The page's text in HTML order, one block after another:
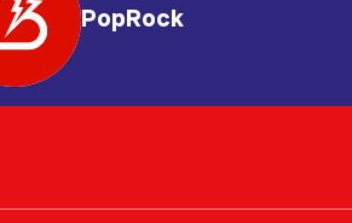
PopRock